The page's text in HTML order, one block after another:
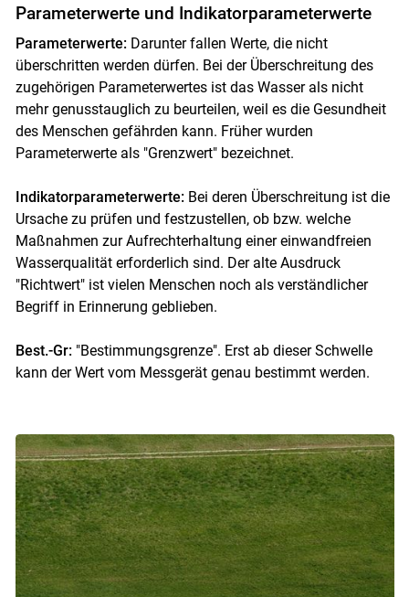
Skip to main content
Parameterwerte und Indikatorparameterwerte
Parameterwerte:Darunter fallen Werte, die nicht
überschritten werden dürfen. Bei der Überschreitung des
zugehörigen Parameterwertes ist das Wasser als nicht
mehr genusstauglich zu beurteilen, weil es die Gesundheit
des Menschen gefährden kann. Früher wurden
Parameterwerte als "Grenzwert" bezeichnet.
Indikatorparameterwerte:Bei deren Überschreitung ist die
Ursache zu prüfen und festzustellen, ob bzw. welche
Maßnahmen zur Aufrechterhaltung einer einwandfreien
Wasserqualität erforderlich sind. Der alte Ausdruck
"Richtwert" ist vielen Menschen noch als verständlicher
Begriff in Erinnerung geblieben.
Best.-Gr:"Bestimmungsgrenze". Erst ab dieser Schwelle
kann der Wert vom Messgerät genau bestimmt werden.